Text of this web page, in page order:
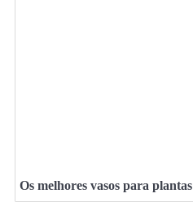
Os melhores vasos para plantas